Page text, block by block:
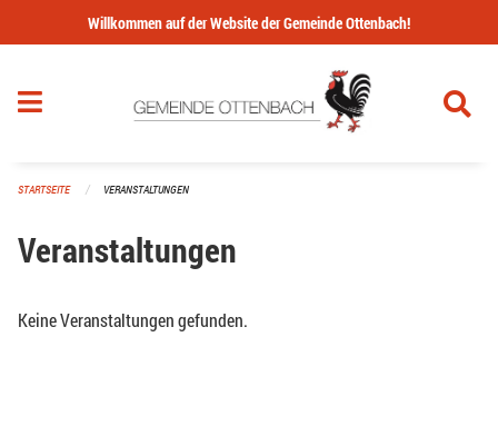
Navigation überspringen
Willkommen auf der Website der Gemeinde Ottenbach!
STARTSEITE VERANSTALTUNGEN
Veranstaltungen
Keine Veranstaltungen gefunden.